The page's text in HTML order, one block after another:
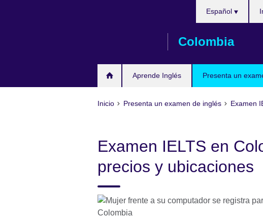
Colombia
Aprende Inglés Presenta un
Español
Inicio Presenta un examen de inglés Examen
Examen IELTS en
precios y ubicaciones